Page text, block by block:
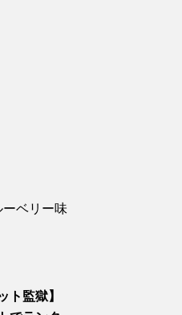
ベリー味
ト監獄】